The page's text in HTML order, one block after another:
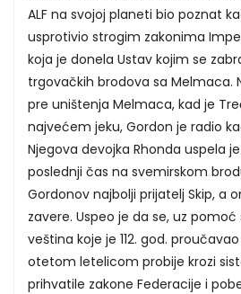
ALF na svojoj planeti bio poznat
usprotivio strogim zakonima
koja je donela Ustav kojim se
trgovačkih brodova sa Melmaca.
pre uništenja Melmaca, kad je
najvećem jeku, Gordon je radio
Njegova devojka Rhonda uspela
poslednji čas na svemirskom
Gordonov najbolji prijatelj Skip, a
zavere. Uspeo je da se, uz
veština koje je 112. god.
otetom letelicom probije krozi
prihvatile zakone Federacije i